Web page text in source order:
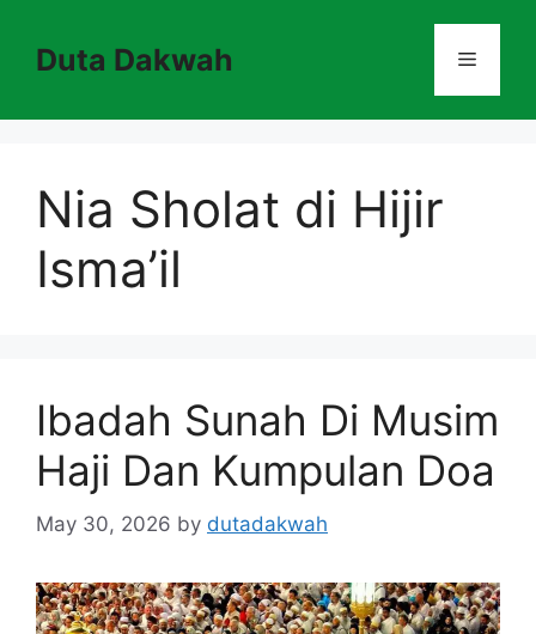
contentDuta Dakwah Menu
Nia Sholat di Hijir
Isma’il
Ibadah Sunah Di Musim
Haji Dan Kumpulan Doa
May 30, 2026 by dutadakwah